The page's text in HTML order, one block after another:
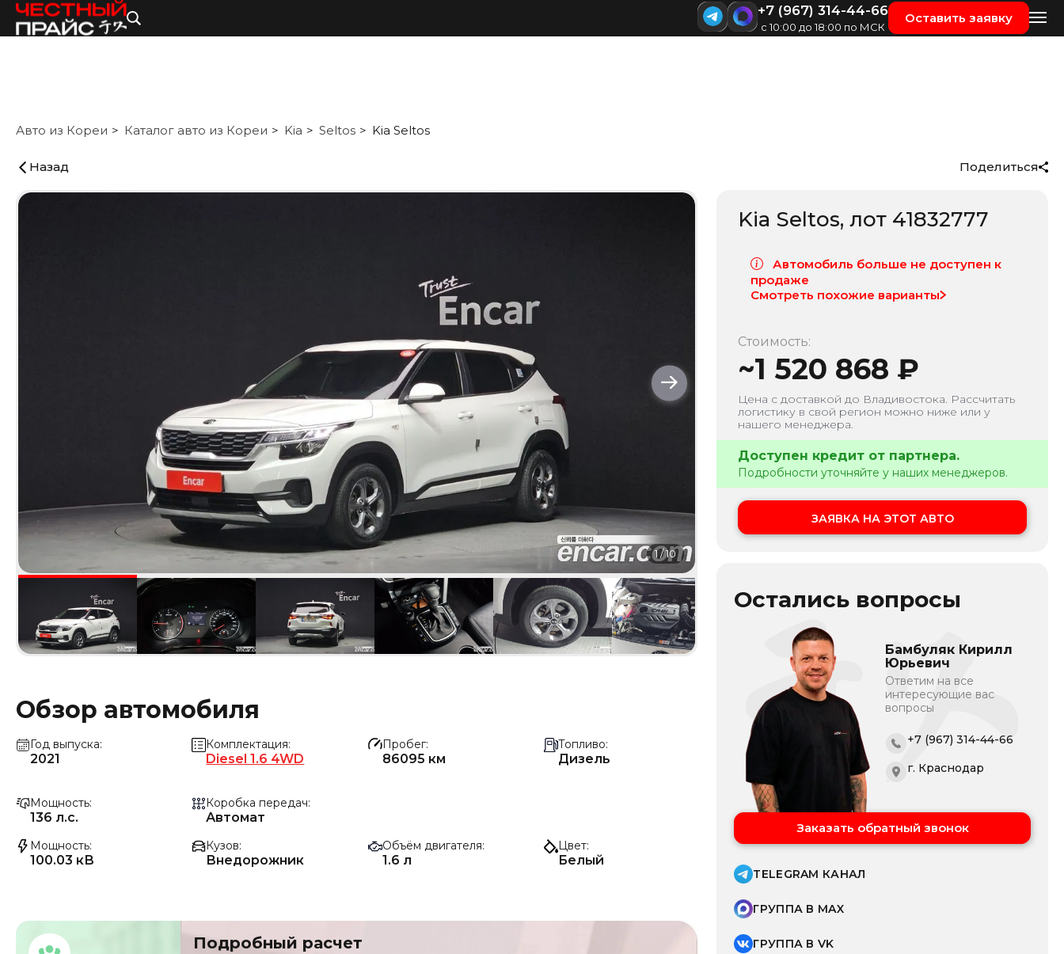
+7 (967) 314-44-66
с 10:00 до 18:00 по МСК
Оставить заявку
Авто из Кореи Каталог авто из Кореи Kia Seltos Kia Seltos
Назад Поделиться
1/10
Обзор автомобиля
Год выпуска
2021
Комплектация
Diesel 1.6 4WD
Пробег
86095 км
Топливо
Дизель
Мощность
136 л.с.
Коробка передач
Автомат
Мощность
100.03 кВ
Кузов
Внедорожник
Объём двигателя
1.6 л
Цвет
Белый
Подробный расчет
Kia Seltos, лот 41832777
Автомобиль больше не доступен к
продаже
Смотреть похожие варианты
Стоимость:
~1 520 868 ₽
Цена с доставкой до Владивостока. Рассчитать
логистику в свой регион можно ниже или у
нашего менеджера.
Доступен кредит от партнера.
Подробности уточняйте у наших менеджеров.
ЗАЯВКА НА ЭТОТ АВТО
Остались вопросы
Бамбуляк Кирилл
Юрьевич
Ответим на все
интересующие вас
вопросы
+7 (967) 314-44-66
г. Краснодар
Заказать обратный звонок
TELEGRAM КАНАЛ
ГРУППА В MAX
ГРУППА В VK